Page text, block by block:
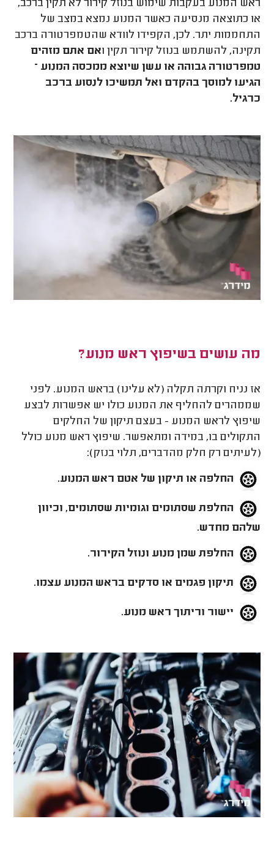
ראש המנוע בעקבות שימוש בנוזל קירור לא תקין ברכב,
או כתוצאה מנסיעה כאשר המנוע נמצא במצב של
התחממות יתר. לכן, הקפידו לוודא שהטמפרטורה ברכב
תקינה, להשתמש בנוזל קירור תקין ואם אתם מזהים
טמפרטורה גבוהה או עשן שיוצא ממכסה המנוע –
הגיעו למוסך בהקדם ואל תמשיכו לנסוע ברכב
כרגיל.
מה עושים בשיפוץ ראש מנוע?
אז נניח וקרתה תקלה (לא עלינו) בראש המנוע. לפני
שממהרים להחליף את המנוע כולו יש אפשרות לבצע
שיפוץ לראש המנוע - בעצם תיקון של החלקים
התקולים בו, במידה ומתאפשר. שיפוץ ראש מנוע כולל
(לעיתים רק חלק מהדברים, תלוי בנזק):
החלפה או תיקון של אטם ראש המנוע.
החלפת שסתומים וגומיות שסתומים, וכיוון
שלהם מחדש.
החלפת שמן מנוע ונוזל הקירור.
תיקון פגמים או סדקים בראש המנוע עצמו.
יישור וריתוך ראש מנוע.